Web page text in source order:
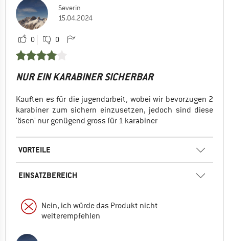
Severin
15.04.2024
0 0
NUR EIN KARABINER SICHERBAR
Kauften es für die jugendarbeit, wobei wir bevorzugen 2
karabiner zum sichern einzusetzen, jedoch sind diese
'ösen' nur genügend gross für 1 karabiner
VORTEILE
EINSATZBEREICH
Nein, ich würde das Produkt nicht
weiterempfehlen